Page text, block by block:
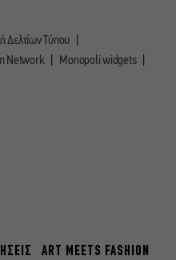
Δελτίων Τύπου
Network
Monopoli widgets
ART MEETS FASHION